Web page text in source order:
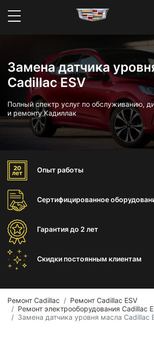
Замена датчика
Cadillac ESV
Полный спектр услуг по обслуживанию,
и ремонту Кадиллак
Опыт работы
Сертифицированное
Гарантиядо 2 лет
Скидки постоянным клиентам
Ремонт Cadillac
Ремонт Cadillac ESV
Ремонт электрооборудования Cadillac
Замена датчика уровня масла Cadillac